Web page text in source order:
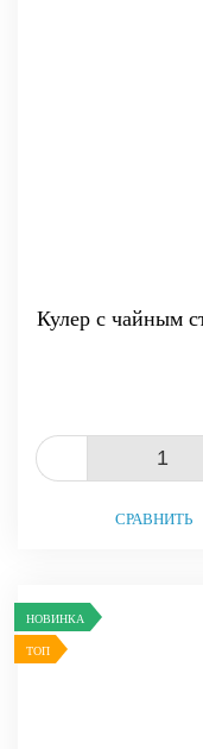
Кулер с чайным
СРАВНИТЬ
НОВИНКА
ТОП